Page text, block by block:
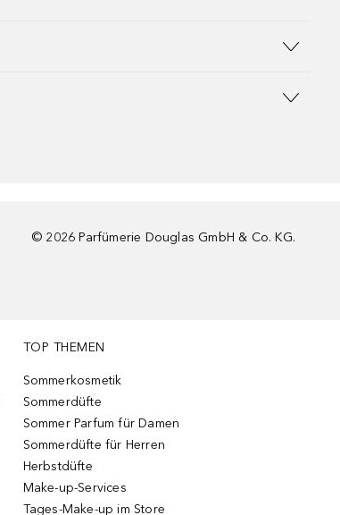
© 2026 Parfümerie Douglas GmbH & Co. KG.
TOP THEMEN
Sommerkosmetik
Sommerdüfte
Sommer Parfum für Damen
Sommerdüfte für Herren
Herbstdüfte
Make-up-Services
Tages-Make-up im Store